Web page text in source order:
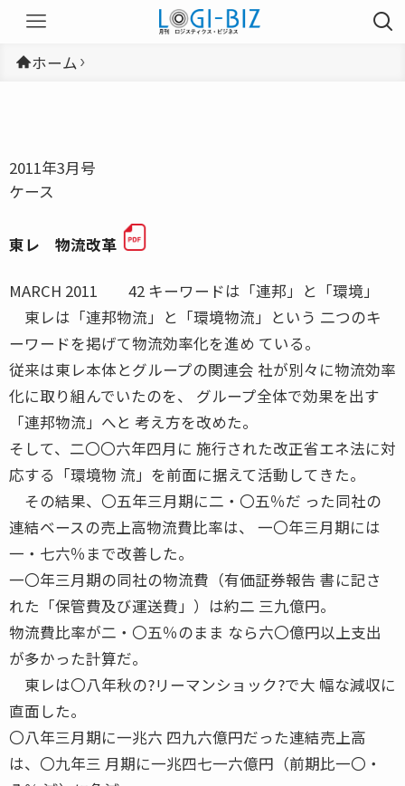
ホーム
2011年3月号
ケース
東レ 物流改革
MARCH 2011 42 キーワードは「連邦」と「環境」
東レは「連邦物流」と「環境物流」という 二つのキ
ーワードを掲げて物流効率化を進め ている。
従来は東レ本体とグループの関連会 社が別々に物流効率
化に取り組んでいたのを、 グループ全体で効果を出す
「連邦物流」へと 考え方を改めた。
そして、二〇〇六年四月に 施行された改正省エネ法に対
応する「環境物 流」を前面に据えて活動してきた。
その結果、〇五年三月期に二・〇五％だ った同社の
連結ベースの売上高物流費比率は、 一〇年三月期には
一・七六％まで改善した。
一〇年三月期の同社の物流費（有価証券報告 書に記さ
れた「保管費及び運送費」）は約二 三九億円。
物流費比率が二・〇五％のまま なら六〇億円以上支出
が多かった計算だ。
東レは〇八年秋の?リーマンショック?で大 幅な減収に
直面した。
〇八年三月期に一兆六 四九六億円だった連結売上高
は、〇九年三 月期に一兆四七一六億円（前期比一〇・